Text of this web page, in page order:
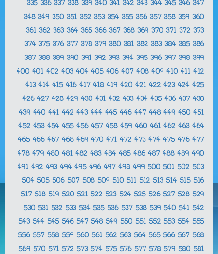
335 336 337 338 339 340 341 342 343 344 345 346 347
348 349 350 351 352 353 354 355 356 357 358 359 360
361 362 363 364 365 366 367 368 369 370 371 372 373
374 375 376 377 378 379 380 381 382 383 384 385 386
387 388 389 390 391 392 393 394 395 396 397 398 399
400 401 402 403 404 405 406 407 408 409 410 411 412
413 414 415 416 417 418 419 420 421 422 423 424 425
426 427 428 429 430 431 432 433 434 435 436 437 438
439 440 441 442 443 444 445 446 447 448 449 450 451
452 453 454 455 456 457 458 459 460 461 462 463 464
465 466 467 468 469 470 471 472 473 474 475 476 477
478 479 480 481 482 483 484 485 486 487 488 489 490
491 492 493 494 495 496 497 498 499 500 501 502 503
504 505 506 507 508 509 510 511 512 513 514 515 516
517 518 519 520 521 522 523 524 525 526 527 528 529
530 531 532 533 534 535 536 537 538 539 540 541 542
543 544 545 546 547 548 549 550 551 552 553 554 555
556 557 558 559 560 561 562 563 564 565 566 567 568
569 570 571 572 573 574 575 576 577 578 579 580 581